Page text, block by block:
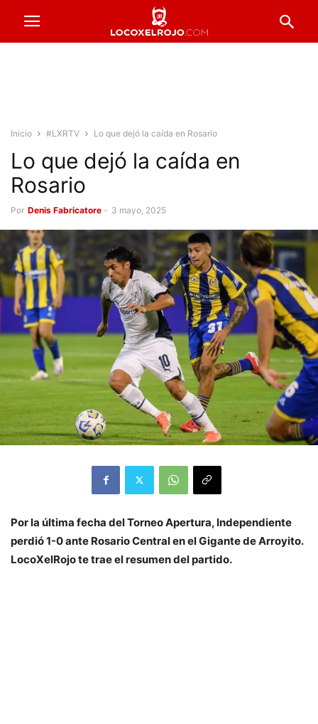
Inicio #LXRTV Lo que dejó la caída en Rosario
Lo que dejó la caída en
Rosario
Por Denis Fabricatore - 3 mayo, 2025
Por la última fecha del Torneo Apertura, Independiente
perdió 1-0 ante Rosario Central en el Gigante de Arroyito.
LocoXelRojo te trae el resumen del partido.